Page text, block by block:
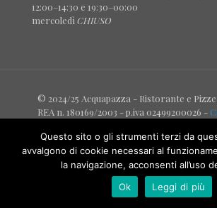
12:00–14:30 e 19:30–00:00
mercoledì CHIUSO
© 2024/25 Acquapazza - Ristorante e
REA n. 180169/2003 - p.iva 02499200026 -
Questo sito o gli strumenti terzi da
avvalgono di cookie necessari al
la navigazione, acconsenti all’uso
Ok
Leggi di più